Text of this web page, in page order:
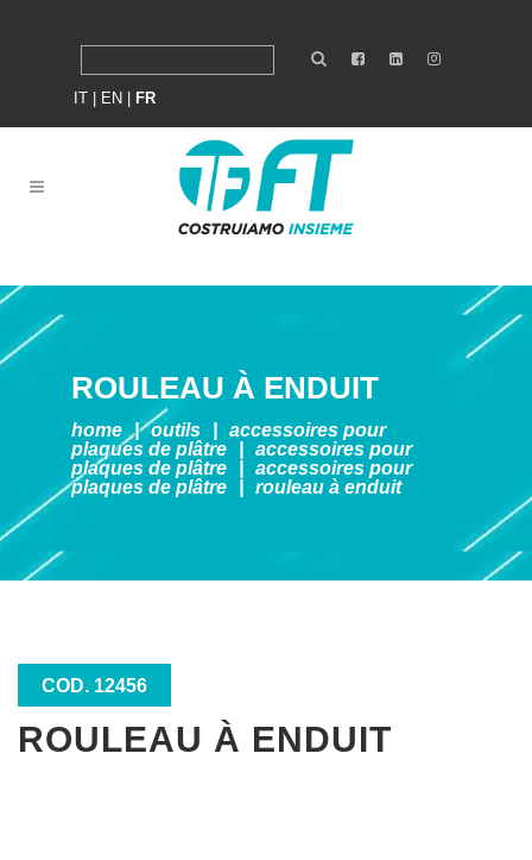
IT EN FR
ROULEAU À ENDUIT
home | outils
accessoires pour
plaques de plâtre
accessoires pour
plaques de plâtre
accessoires pour
plaques de plâtre
rouleau à enduit
COD. 12456
ROULEAU À ENDUIT